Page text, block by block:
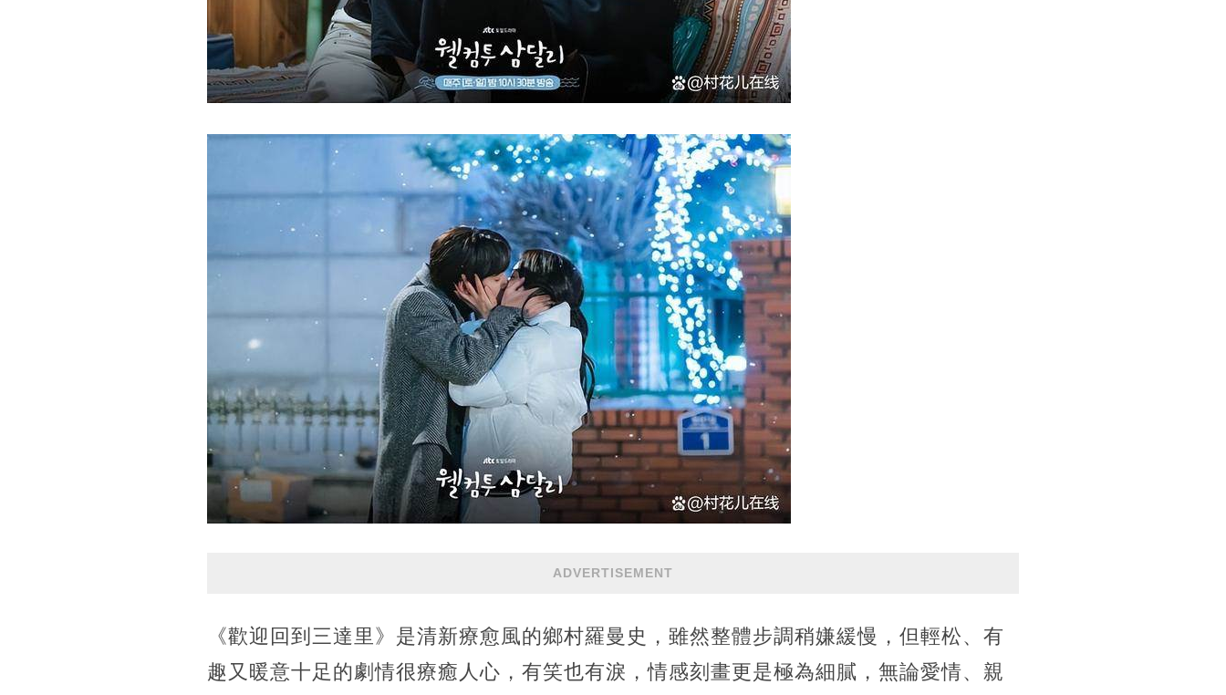
ADVERTISEMENT
《歡迎回到三達里》是清新療愈風的鄉村羅曼史，雖然整體步調稍嫌緩慢，但輕松、有
趣又暖意十足的劇情很療癒人心，有笑也有淚，情感刻畫更是極為細膩，無論愛情、親